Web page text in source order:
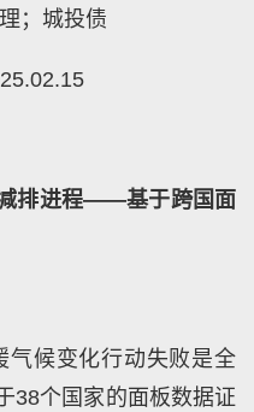
；城投债
排进程——基于跨国面
气候变化行动失败是全
38个国家的面板数据证